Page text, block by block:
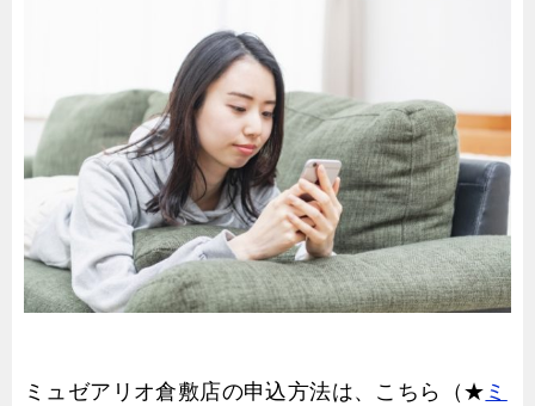
ミュゼアリオ倉敷店の申込方法は、こちら（★ ミ